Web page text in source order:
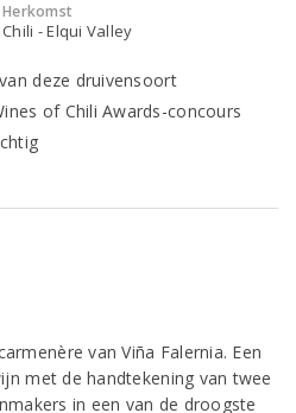
Herkomst
Chili - Elqui Valley
deze druivensoort
of Chili Awards-concours
van Viña Falernia. Een
met de handtekening van twee
in een van de droogste